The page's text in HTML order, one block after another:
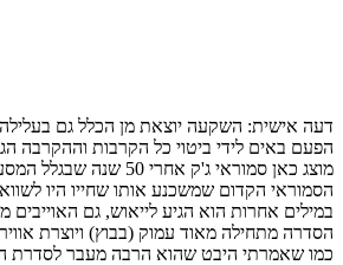
דעה אישית: השקעה יוצאת מן הכלל גם בעלילה
הפעם באים לידי ביטוי כל הקרבות וההקרבה
מוצג כאן סמוראי
הסמוראי הקדום שמשכנע אותו שחייו היו
במילים אחרות הוא הגיע לייאוש, גם
הסדרה מתחילה מאוד עמוק (בבוץ) ויוצרת
כמו שאמרתי היבט שהוא הרבה מעבר לסדרת